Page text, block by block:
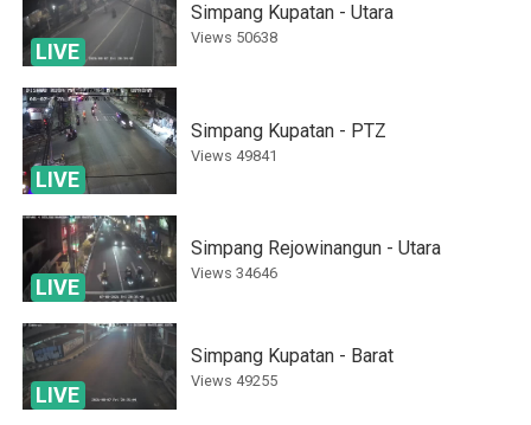
LIVE
Simpang Kupatan - Utara
Views 50638
LIVE
Simpang Kupatan - PTZ
Views 49841
LIVE
Simpang Rejowinangun - Utara
Views 34646
LIVE
Simpang Kupatan - Barat
Views 49255